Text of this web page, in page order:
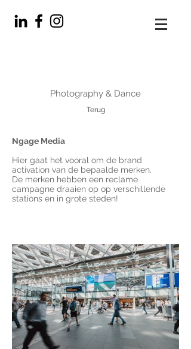
Photography & Dance
Terug
Ngage Media
Hier gaat het vooral om de brand
activation van de bepaalde merken.
De merken hebben een reclame
campagne draaien op op verschillende
stations en in grote steden!